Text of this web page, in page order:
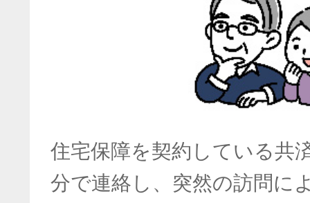
住宅保障を契約している共
分で連絡し、突然の訪問に